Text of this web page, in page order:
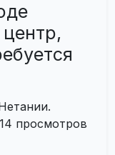
14 просмотров